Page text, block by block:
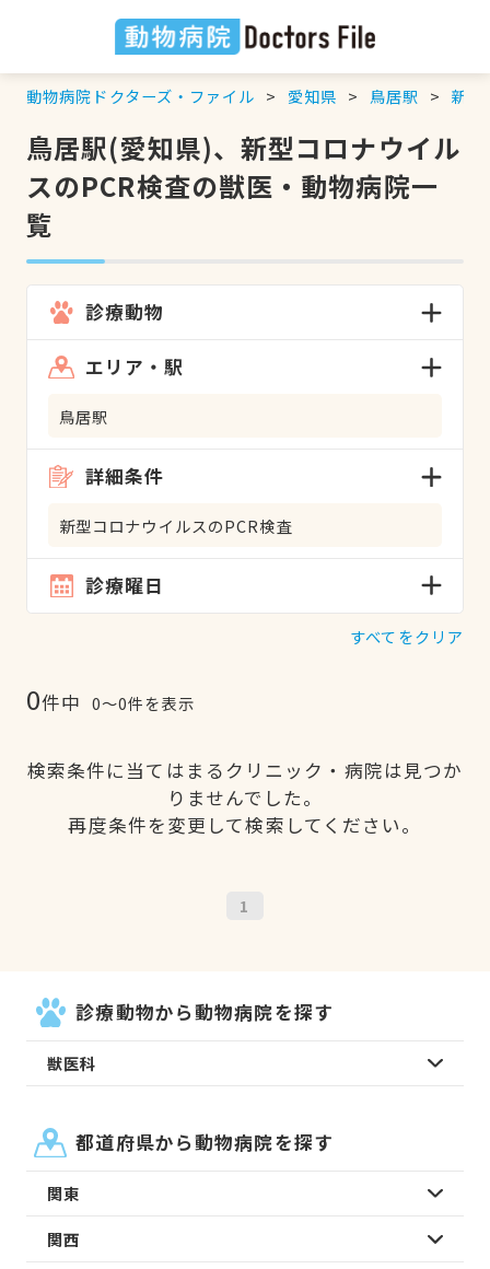
動物病院ドクターズ・ファイル 愛知県 鳥居駅 新型
鳥居駅(愛知県)、新型コロナウイル
スのPCR検査の獣医・動物病院一
覧
診療動物
エリア・駅
鳥居駅
詳細条件
新型コロナウイルスのPCR検査
診療曜日
すべてをクリア
0件中 0〜0件を表示
検索条件に当てはまるクリニック・病院は見つか
りませんでした。
再度条件を変更して検索してください。
1
診療動物から動物病院を探す
獣医科
都道府県から動物病院を探す
関東
関西